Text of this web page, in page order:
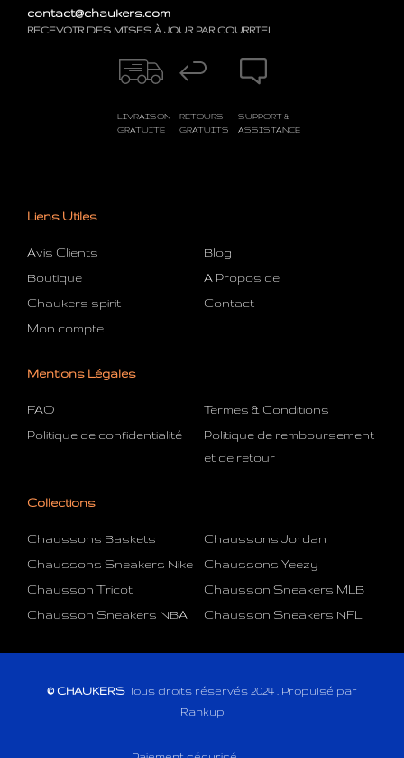
contact@chaukers.com
RECEVOIR DES MISES À JOUR PAR COURRIEL
LIVRAISON
GRATUITE
RETOURS
GRATUITS
SUPPORT &
ASSISTANCE
Liens Utiles
Avis Clients
Blog
Boutique
A Propos de
Chaukers spirit
Contact
Mon compte
Mentions Légales
FAQ
Termes & Conditions
Politique de confidentialité
Politique de remboursement
et de retour
Collections
Chaussons Baskets
Chaussons Jordan
Chaussons Sneakers Nike
Chaussons Yeezy
Chausson Tricot
Chausson Sneakers MLB
Chausson Sneakers NBA
Chausson Sneakers NFL
© CHAUKERS Tous droits réservés 2024 . Propulsé par
Rankup